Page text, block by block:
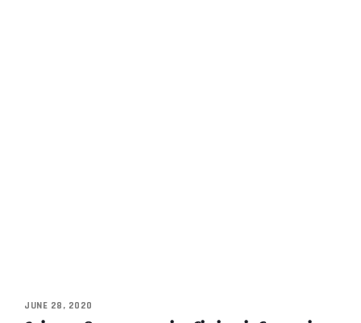
JUNE 28, 2020